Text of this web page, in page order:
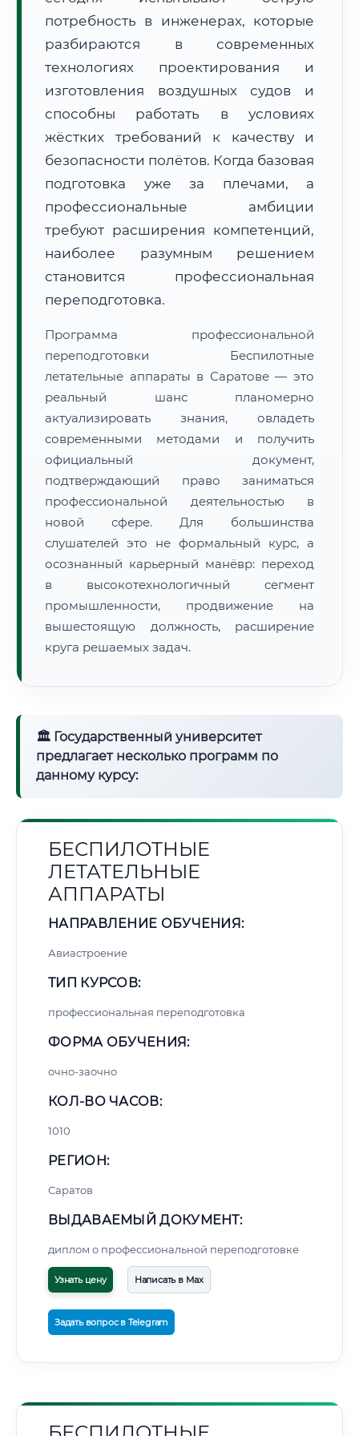
Расчет логистики оригиналов:
~2 457 км
• Экспресс-доставка СДЭК / Почтой: 4–6 рабочих дней
🔍Нажмите на документ для увеличения и просмотра
потребность в инженерах, которые
разбираются в современных
технологиях проектирования и
изготовления воздушных судов и
способны работать в условиях
жёстких требований к качеству и
безопасности полётов. Когда базовая
подготовка уже за плечами, а
профессиональные амбиции
требуют расширения компетенций,
наиболее разумным решением
становится профессиональная
переподготовка.
Программа профессиональной
переподготовки Беспилотные
летательные аппараты в Саратове — это
реальный шанс планомерно
актуализировать знания, овладеть
современными методами и получить
официальный документ,
подтверждающий право заниматься
профессиональной деятельностью в
новой сфере. Для большинства
слушателей это не формальный курс, а
осознанный карьерный манёвр: переход
в высокотехнологичный сегмент
промышленности, продвижение на
вышестоящую должность, расширение
круга решаемых задач.
🏛 Государственный университет
предлагает несколько программ по
данному курсу:
БЕСПИЛОТНЫЕ
ЛЕТАТЕЛЬНЫЕ
АППАРАТЫ
НАПРАВЛЕНИЕ ОБУЧЕНИЯ:
Авиастроение
ТИП КУРСОВ:
профессиональная переподготовка
ФОРМА ОБУЧЕНИЯ:
очно-заочно
КОЛ-ВО ЧАСОВ:
1010
РЕГИОН:
Саратов
ВЫДАВАЕМЫЙ ДОКУМЕНТ:
диплом о профессиональной переподготовке
Узнать цену Написать в Max
Задать вопрос в Telegram